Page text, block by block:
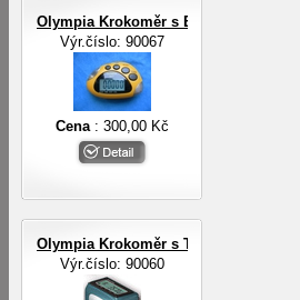
Olympia Krokoměr s EL osvětlením
Výr.číslo: 90067
Cena : 300,00 Kč
Olympia Krokoměr s TF senzorem
Výr.číslo: 90060